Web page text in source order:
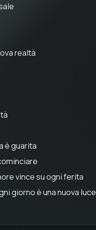
realtà
è guarita
vince su ogni ferita
giorno è una nuova luce